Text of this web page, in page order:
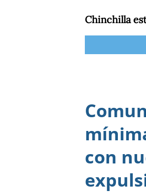
Chinchilla
con